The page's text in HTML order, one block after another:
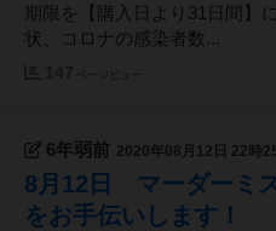
期限を【購入日より31日間】
状、コロナの感染者数...
6年弱前 2020年08月12日 22時25
8月12日 マーダーミ
をお手伝いします！